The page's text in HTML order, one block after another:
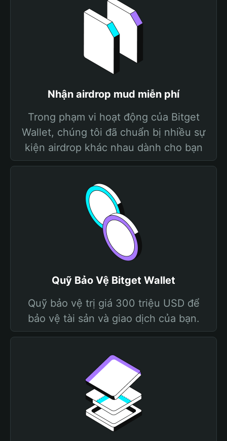
Nhận airdrop mud miễn phí
Trong phạm vi hoạt động của Bitget
Wallet, chúng tôi đã chuẩn bị nhiều sự
kiện airdrop khác nhau dành cho bạn
Quỹ Bảo Vệ Bitget Wallet
Quỹ bảo vệ trị giá 300 triệu USD để
bảo vệ tài sản và giao dịch của bạn.